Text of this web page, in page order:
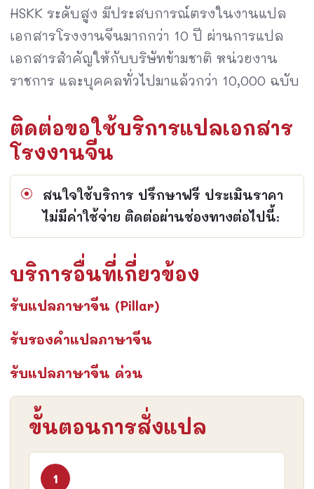
HSKK ระดับสูง มีประสบการณ์ตรงในงานแปล
เอกสารโรงงานจีนมากกว่า 10 ปี ผ่านการแปล
เอกสารสำคัญให้กับบริษัทข้ามชาติ หน่วยงาน
ราชการ และบุคคลทั่วไปมาแล้วกว่า 10,000 ฉบับ
ติดต่อขอใช้บริการแปลเอกสาร
โรงงานจีน
สนใจใช้บริการ ปรึกษาฟรี ประเมินราคา
ไม่มีค่าใช้จ่าย ติดต่อผ่านช่องทางต่อไปนี้:
บริการอื่นที่เกี่ยวข้อง
รับแปลภาษาจีน (Pillar)
รับรองคำแปลภาษาจีน
รับแปลภาษาจีน ด่วน
ขั้นตอนการสั่งแปล